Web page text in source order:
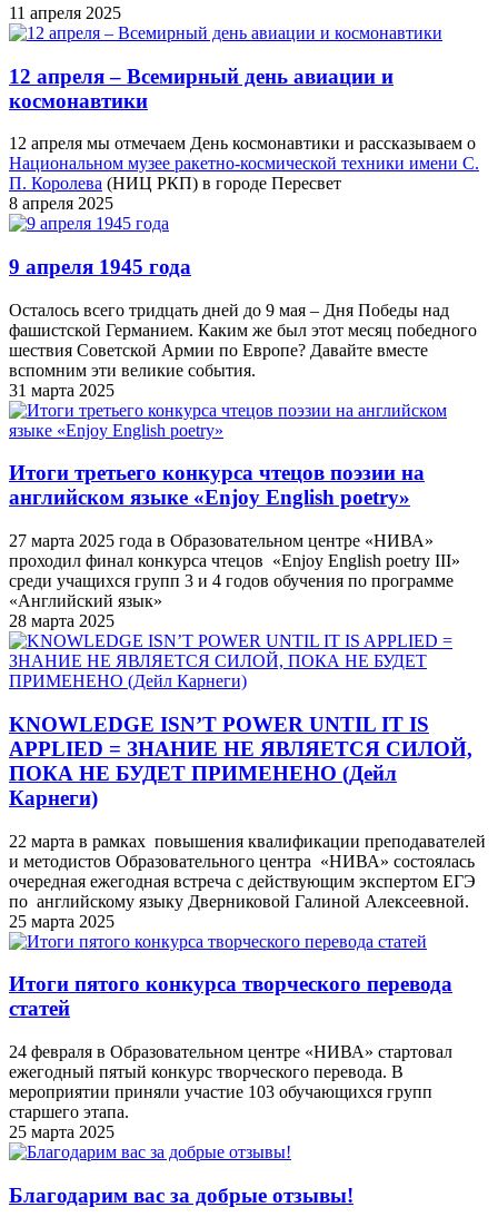
11 апреля 2025
12 апреля – Всемирный день авиации и
космонавтики
12 апреля мы отмечаем День космонавтики и рассказываем о
Национальном музее ракетно-космической техники имени С.
П. Королева (НИЦ РКП) в городе Пересвет
8 апреля 2025
9 апреля 1945 года
Осталось всего тридцать дней до 9 мая – Дня Победы над
фашистской Германием. Каким же был этот месяц победного
шествия Советской Армии по Европе? Давайте вместе
вспомним эти великие события.
31 марта 2025
Итоги третьего конкурса чтецов поэзии на
английском языке «Enjoy English poetry»
27 марта 2025 года в Образовательном центре «НИВА»
проходил финал конкурса чтецов «Enjoy English poetry III»
среди учащихся групп 3 и 4 годов обучения по программе
«Английский язык»
28 марта 2025
KNOWLEDGE ISN’T POWER UNTIL IT IS
APPLIED = ЗНАНИЕ НЕ ЯВЛЯЕТСЯ СИЛОЙ,
ПОКА НЕ БУДЕТ ПРИМЕНЕНО (Дейл
Карнеги)
22 марта в рамках повышения квалификации преподавателей
и методистов Образовательного центра «НИВА» состоялась
очередная ежегодная встреча с действующим экспертом ЕГЭ
по английскому языку Дверниковой Галиной Алексеевной.
25 марта 2025
Итоги пятого конкурса творческого перевода
статей
24 февраля в Образовательном центре «НИВА» стартовал
ежегодный пятый конкурс творческого перевода. В
мероприятии приняли участие 103 обучающихся групп
старшего этапа.
25 марта 2025
Благодарим вас за добрые отзывы!